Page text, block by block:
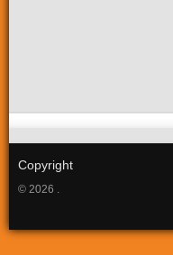
Copyright
© 2026 .